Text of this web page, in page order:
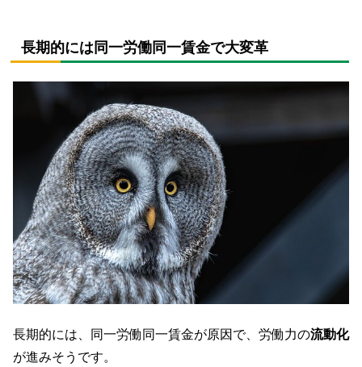
長期的には同一労働同一賃金で大変革
長期的には、同一労働同一賃金が原因で、労働力の流動化
が進みそうです。